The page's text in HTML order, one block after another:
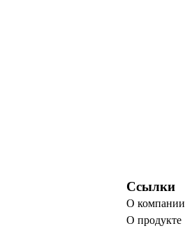
Ссылки
О компании
О продукте